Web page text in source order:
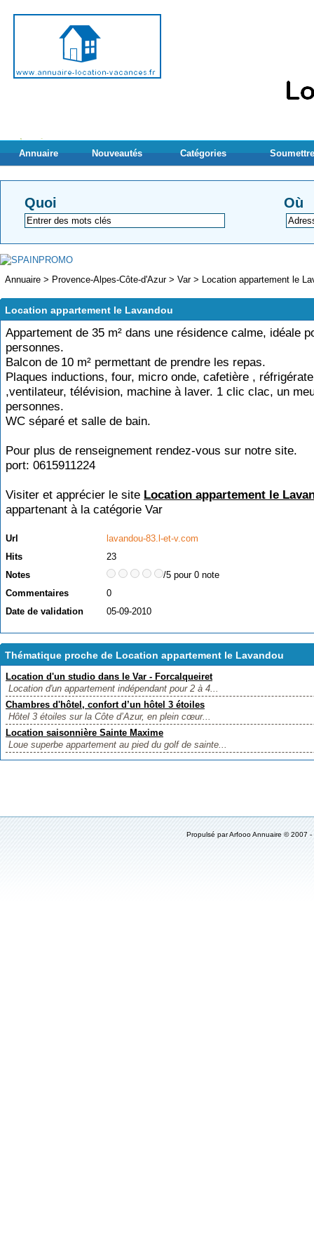
Annuaire Nouveautés Catégories
Quoi Où
Annuaire > Provence-Alpes-Côte-d'Azur> Var> Location appartement le
Location appartement le Lavandou
Appartement de 35 m² dans une résidence calme, idéale
personnes.
Balcon de 10 m² permettant de prendre les repas.
Plaques inductions, four, micro onde, cafetière ,
,ventilateur, télévision, machine à laver. 1 clic clac, un
personnes.
WC séparé et salle de bain.
Pour plus de renseignement rendez-vous sur notre site.
port: 0615911224
Visiter et apprécier le site Location appartement le
appartenant à la catégorie Var
Url
lavandou-83.l-et-v.com
Hits
23
Notes
/5 pour 0 note
Commentaires
0
Date de validation
05-09-2010
Thématique proche de Location appartement le Lavandou
Location d'un studio dans le Var - Forcalqueiret
Location d'un appartement indépendant pour 2 à 4...
Chambres d'hôtel, confort d’un hôtel 3 étoiles
Hôtel 3 étoiles sur la Côte d’Azur, en plein cœur...
Location saisonnière Sainte Maxime
Loue superbe appartement au pied du golf de sainte...
Propulsé par Arfooo Annuaire ©